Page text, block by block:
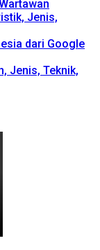
Jenis,
dari Google
Jenis, Teknik,